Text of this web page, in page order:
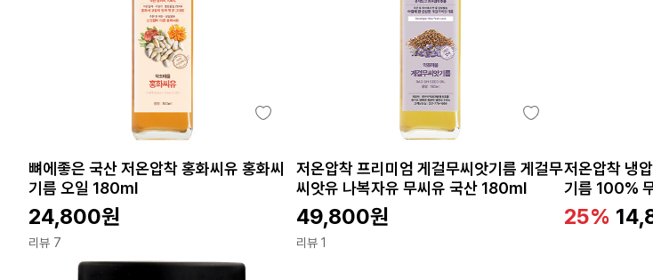
뼈에좋은 국산 저온압착 홍화씨유 홍화씨
기름 오일 180ml
24,800원
리뷰 7
저온압착 프리미엄 게걸무씨앗기름 게걸무
씨앗유 나복자유 무씨유 국산 180ml
49,800원
리뷰 1
저온압착 냉
기름 100%
25%